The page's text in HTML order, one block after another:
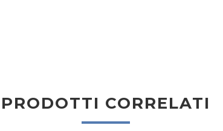
PRODOTTI CORRELATI